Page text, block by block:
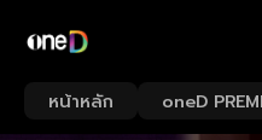
หน้าหลัก oneD